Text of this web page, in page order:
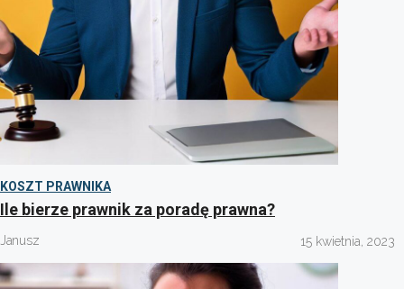
KOSZT PRAWNIKA
Ile bierze prawnik za poradę prawna?
Janusz 15 kwietnia, 2023